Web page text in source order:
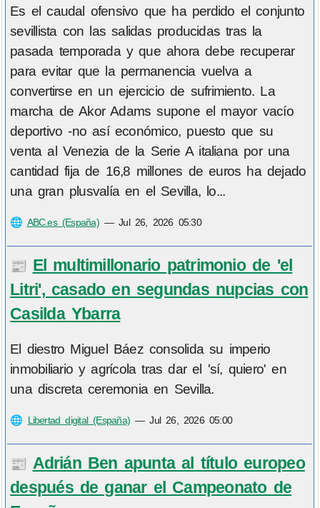
Es el caudal ofensivo que ha perdido el conjunto
sevillista con las salidas producidas tras la
pasada temporada y que ahora debe recuperar
para evitar que la permanencia vuelva a
convertirse en un ejercicio de sufrimiento. La
marcha de Akor Adams supone el mayor vacío
deportivo -no así económico, puesto que su
venta al Venezia de la Serie A italiana por una
cantidad fija de 16,8 millones de euros ha dejado
una gran plusvalía en el Sevilla, lo...
🌐 ABC.es (España)—Jul 26, 2026 05:30
📰 El multimillonario patrimonio de 'el
Litri', casado en segundas nupcias con
Casilda Ybarra
El diestro Miguel Báez consolida su imperio
inmobiliario y agrícola tras dar el 'sí, quiero' en
una discreta ceremonia en Sevilla.
🌐 Libertad digital (España) —Jul 26, 2026 05:00
📰 Adrián Ben apunta al título europeo
después de ganar el Campeonato de